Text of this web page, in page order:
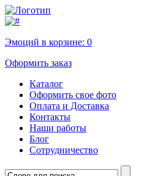
Эмоций в корзине: 0
Оформить заказ
Каталог
Оформить свое фото
Оплата и Доставка
Контакты
Наши работы
Блог
Сотрудничество